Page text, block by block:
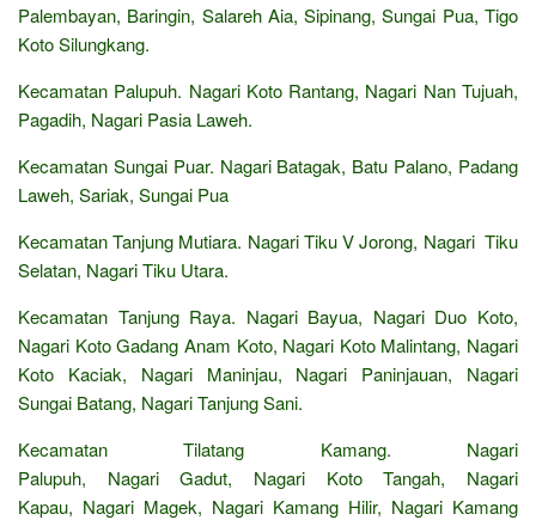
Palembayan, Baringin, Salareh Aia, Sipinang, Sungai Pua, Tigo
Koto Silungkang.
Kecamatan Palupuh. Nagari Koto Rantang, Nagari Nan Tujuah,
Pagadih, Nagari Pasia Laweh.
Kecamatan Sungai Puar. Nagari Batagak, Batu Palano, Padang
Laweh, Sariak, Sungai Pua
Kecamatan Tanjung Mutiara. Nagari Tiku V Jorong, Nagari Tiku
Selatan, Nagari Tiku Utara.
Kecamatan Tanjung Raya. Nagari Bayua, Nagari Duo Koto,
Nagari Koto Gadang Anam Koto, Nagari Koto Malintang, Nagari
Koto Kaciak, Nagari Maninjau, Nagari Paninjauan, Nagari
Sungai Batang, Nagari Tanjung Sani.
Kecamatan Tilatang Kamang. Nagari
Palupuh, Nagari Gadut, Nagari Koto Tangah, Nagari
Kapau, Nagari Magek, Nagari Kamang Hilir, Nagari Kamang